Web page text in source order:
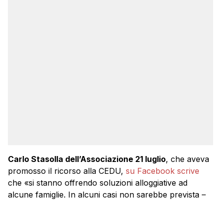
Carlo Stasolla dell’Associazione 21 luglio, che aveva
promosso il ricorso alla CEDU, su Facebook scrive
che «si stanno offrendo soluzioni alloggiative ad
alcune famiglie. In alcuni casi non sarebbe prevista –